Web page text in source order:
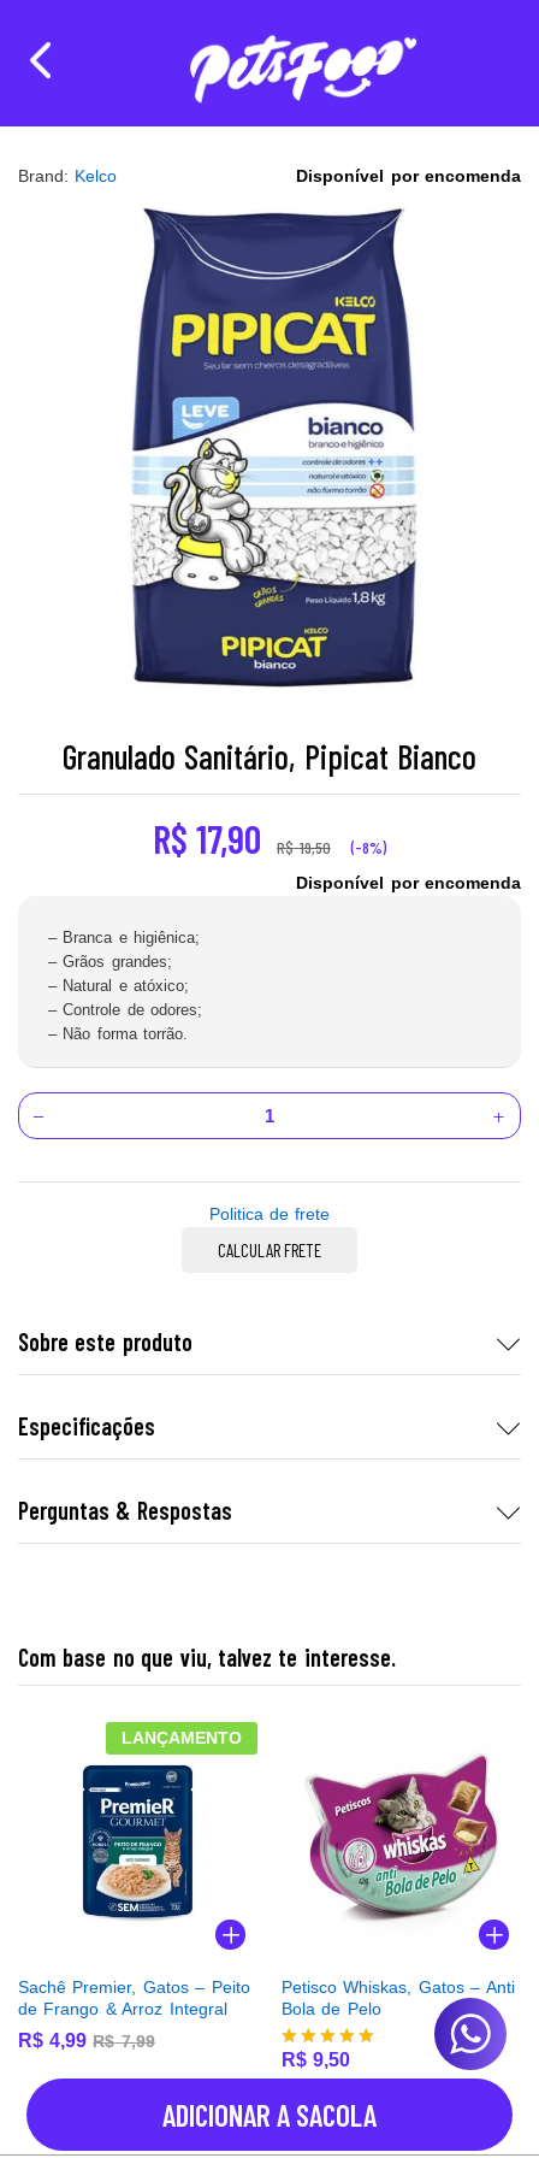
Brand: Kelco Disponível por encomenda
Granulado Sanitário, Pipicat Bianco
R$ 17,90 R$19,50 (-8%)
Disponível por encomenda
– Branca e higiênica;
– Grãos grandes;
– Natural e atóxico;
– Controle de odores;
– Não forma torrão.
ADICIONAR A SACOLA
Politica de frete
CALCULAR FRETE
Sobre este produto
Especificações
Perguntas & Respostas
Com base no que viu, talvez te interesse.
LANÇAMENTO
Sachê Premier, Gatos – Peito
de Frango & Arroz Integral
R$ 4,99 R$7,99
Petisco Whiskas, Gatos – Anti
Bola de Pelo
Avaliação
5.00
de 5
R$ 9,50